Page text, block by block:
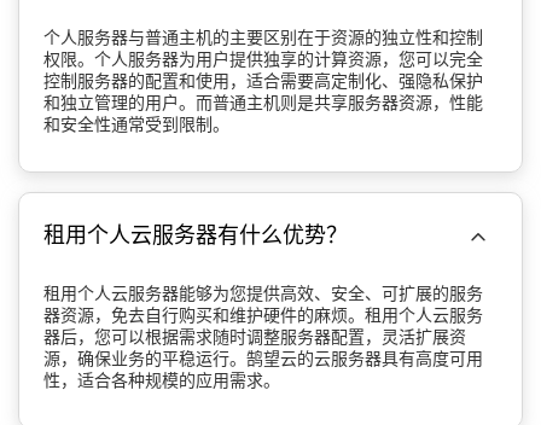
个人服务器与普通主机的主要区别在于资源的独立性和控制
权限。个人服务器为用户提供独享的计算资源，您可以完全
控制服务器的配置和使用，适合需要高定制化、强隐私保护
和独立管理的用户。而普通主机则是共享服务器资源，性能
和安全性通常受到限制。
租用个人云服务器有什么优势？ 
租用个人云服务器能够为您提供高效、安全、可扩展的服务
器资源，免去自行购买和维护硬件的麻烦。租用个人云服务
器后，您可以根据需求随时调整服务器配置，灵活扩展资
源，确保业务的平稳运行。鹄望云的云服务器具有高度可用
性，适合各种规模的应用需求。